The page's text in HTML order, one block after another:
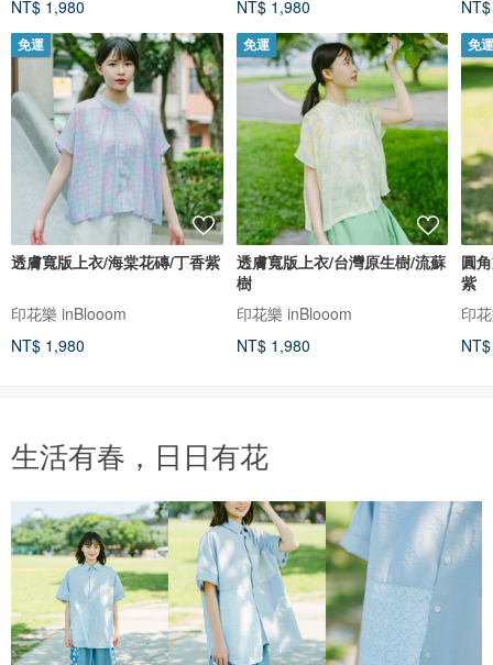
NT$ 1,980
免運
透膚寬版上衣/海棠花磚/丁香紫
印花樂 inBlooom
NT$ 1,980
NT$ 1,980
免運
透膚寬版上衣/台灣原生樹/流蘇
樹
印花樂 inBlooom
NT$ 1,980
免
圓
紫
印
生活有春，日日有花